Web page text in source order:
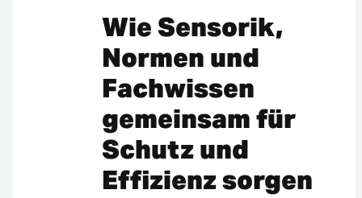
Wie Sensorik,
Normen und
Fachwissen
gemeinsam für
Schutz und
Effizienz sorgen